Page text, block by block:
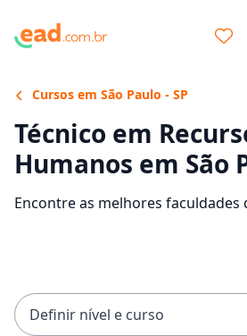
Cursos em São Paulo - SP
Técnico em
Humanos em São
Encontre as melhores faculdades
Definir nível e curso